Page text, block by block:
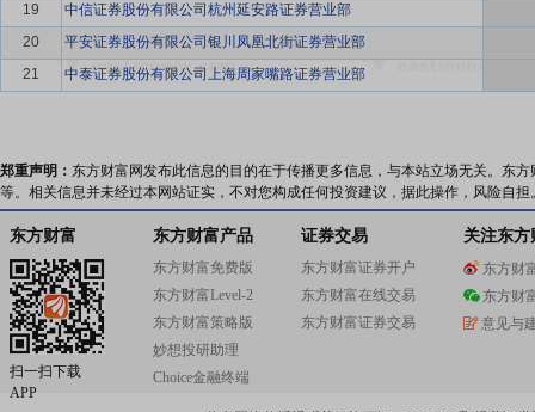
19
中信证券股份有限公司杭州延安路证券营业部
20
平安证券股份有限公司银川凤凰北街证券营业部
21
中泰证券股份有限公司上海周家嘴路证券营业部
郑重声明： 东方财富网发布此信息的目的在于传播更多信息，与本站立场无关。东
等。相关信息并未经过本网站证实，不对您构成任何投资建议，据此操作，风险自担